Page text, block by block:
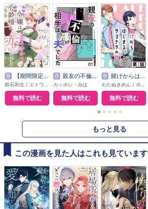
巻 【期間限定無料】本好き令嬢は敏腕公爵様とひそやかに恋をする
無料で読む
巻 親友の不倫相手は、夫でした【単話版】
カッポレ・みほ
無料で読む
巻 賭けからはじまるサヨナラの恋【単話版】
無料で読む
● ● ● ● ●
もっと見る
この漫画を見た人はこれも見ています